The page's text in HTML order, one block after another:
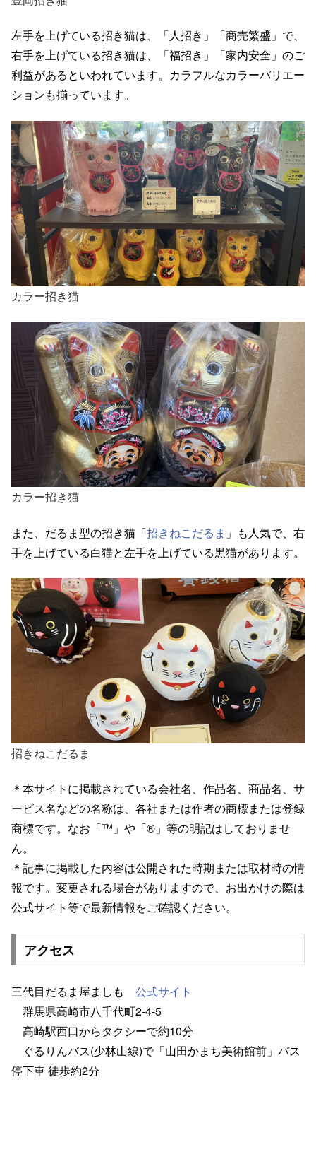
左手を上げている招き猫は、「人招き」「商売繁盛」で、
右手を上げている招き猫は、「福招き」「家内安全」のご
利益があるといわれています。カラフルなカラーバリエー
ションも揃っています。
カラー招き猫
カラー招き猫
また、だるま型の招き猫「招きねこだるま 」も人気で、右
手を上げている白猫と左手を上げている黒猫があります。
招きねこだるま
＊本サイトに掲載されている会社名、作品名、商品名、サ
ービス名などの名称は、各社または作者の商標または登録
商標です。なお「™」や「®」等の明記はしておりませ
ん。
＊記事に掲載した内容は公開された時期または取材時の情
報です。変更される場合がありますので、お出かけの際は
公式サイト等で最新情報をご確認ください。
アクセス
三代目だるま屋ましも
公式サイト
群馬県高崎市八千代町2-4-5
高崎駅西口からタクシーで約10分
ぐるりんバス(少林山線)で「山田かまち美術館前」バス
停下車 徒歩約2分